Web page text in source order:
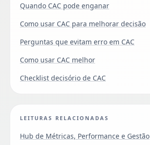
Quando CAC pode enganar
Como usar CAC para melhorar decisão
Perguntas que evitam erro em CAC
Como usar CAC melhor
Checklist decisório de CAC
LEITURAS RELACIONADAS
Hub de Métricas, Performance e Gestão